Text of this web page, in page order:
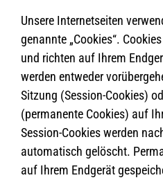
Unsere Internetseiten
genannte „Cookies“.
und richten auf Ihrem
werden entweder
Sitzung (Session-Cookies)
(permanente Cookies) auf
Session-Cookies werden
automatisch gelöscht.
auf Ihrem Endgerät